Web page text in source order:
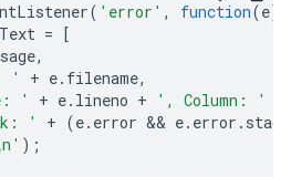
( 'error' , function(e)
= [
,
'
+ e. filename,
'
+ e. lineno + ', Column: '
'
+ (e. error && e. error . stack
);